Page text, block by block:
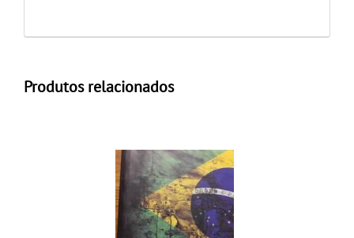
Produtos relacionados